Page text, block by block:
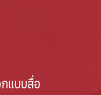
แบบสื่อ